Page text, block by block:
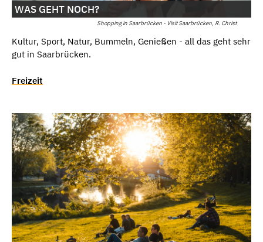
Shopping in Saarbrücken - Visit Saarbrücken, R. Christ
WAS GEHT NOCH?
Kultur, Sport, Natur, Bummeln, Genießen - all das geht sehr
gut in Saarbrücken.
Freizeit